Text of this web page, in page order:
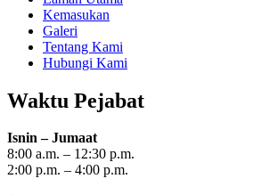
Kemasukan
Galeri
Tentang Kami
Hubungi Kami
Waktu Pejabat
Isnin – Jumaat
8:00 a.m. – 12:30 p.m.
2:00 p.m. – 4:00 p.m.